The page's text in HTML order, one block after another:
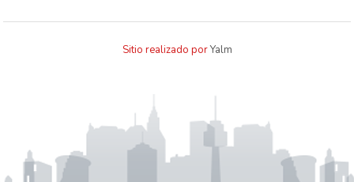
Sitio realizado porYalm